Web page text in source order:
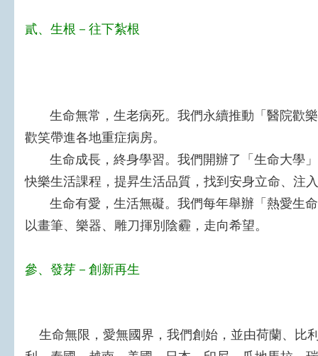
貳、生根－往下紮根
生命無常，生老病死。我們永續推動「醫院歡樂
歡笑帶進各地重症病房。
生命成長，終身學習。我們開辦了「生命大學」
快樂生活課程，提昇生活品質，找到安身立命、注
生命有愛，生活無礙。我們每年舉辦「熱愛生命
以畫筆、樂器、雕刀揮別陰霾，走向希望。
參、發芽－創新再生
生命無限，愛無國界，我們創始，並由荷蘭、比